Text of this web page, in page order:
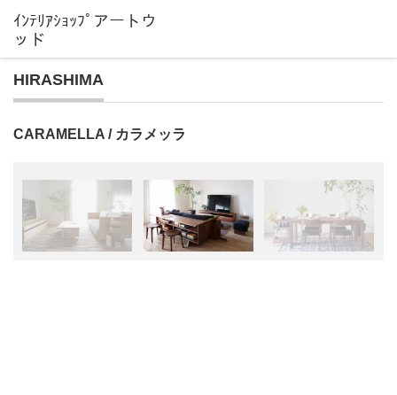
HIRASHIMA
CARAMELLA / カラメッラ